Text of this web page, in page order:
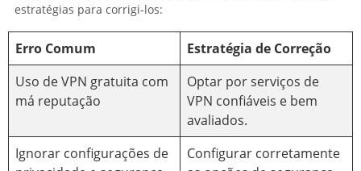
estratégias para corrigi-los:
Erro Comum
Estratégia de Correção
Uso de VPN gratuita com
má reputação
Optar por serviços de
VPN confiáveis e bem
avaliados.
Ignorar configurações de
Configurar corretamente